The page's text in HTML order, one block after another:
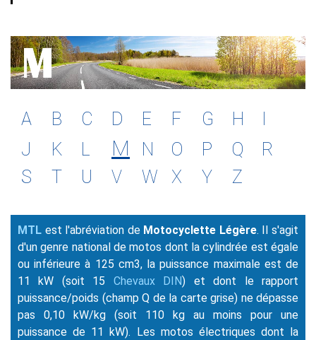
A B C D E F G H
I
J
K L M N O P Q
R
S
T U V W X Y Z
MTL est l'abréviation de Motocyclette Légère. Il s'agit
d'un genre national de motos dont la cylindrée est égale
ou inférieure à 125 cm3, la puissance maximale est de
11 kW (soit 15 Chevaux DIN) et dont le rapport
puissance/poids (champ Q de la carte grise) ne dépasse
pas 0,10 kW/kg (soit 110 kg au moins pour une
puissance de 11 kW). Les motos électriques dont la